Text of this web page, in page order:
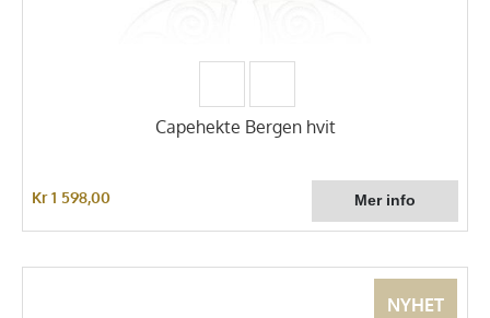
Capehekte Bergen hvit
Kr 1 598,00